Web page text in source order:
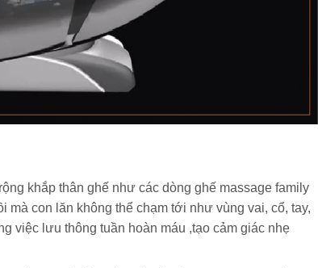
khắp thân ghế như các dòng ghế massage family
mà con lăn không thể chạm tới như vùng vai, cổ, tay,
việc lưu thông tuần hoàn máu ,tạo cảm giác nhẹ